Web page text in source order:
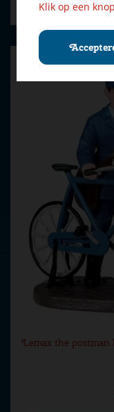
Klik op een
Lemax the postman